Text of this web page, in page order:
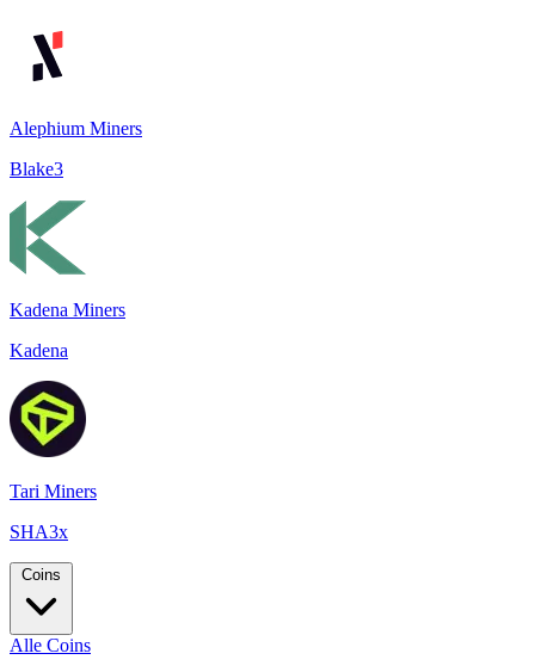
Alephium Miners
Blake3
Kadena Miners
Kadena
Tari Miners
SHA3x
Coins
Alle Coins